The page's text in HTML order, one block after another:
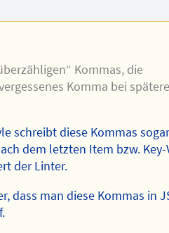
des
Kommas, die
Komma bei
schreibt diese Kommas
dem letzten Item bzw. Key-
der Linter.
dass man diese Kommas in